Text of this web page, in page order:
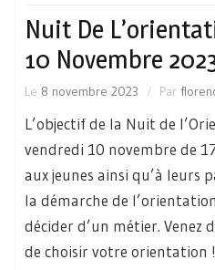
Nuit De
10 Novembre
Le 8 novembre 2023 Par
L’objectif de la Nuit de
vendredi 10 novembre de
aux jeunes ainsi qu’à leurs
la démarche de
décider d’un métier. Venez
de choisir votre orientation